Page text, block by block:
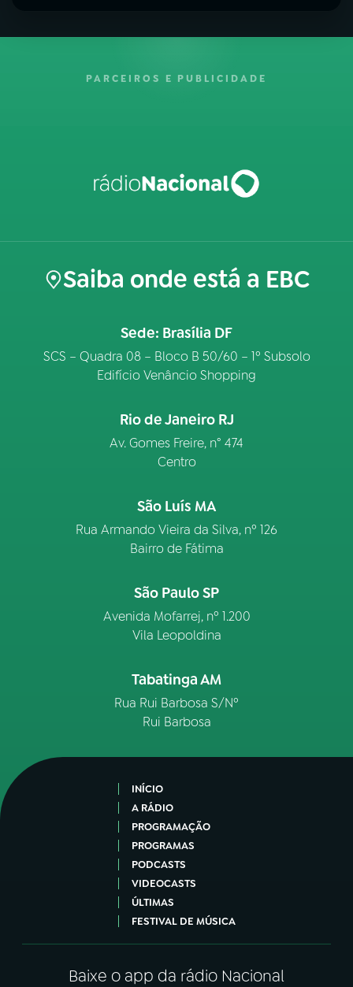
PARCEIROS E PUBLICIDADE
Saiba onde está a EBC
Sede: Brasília DF
SCS – Quadra 08 – Bloco B 50/60 – 1º Subsolo
Edifício Venâncio Shopping
Rio de Janeiro RJ
Av. Gomes Freire, n° 474
Centro
São Luís MA
Rua Armando Vieira da Silva, nº 126
Bairro de Fátima
São Paulo SP
Avenida Mofarrej, nº 1.200
Vila Leopoldina
Tabatinga AM
Rua Rui Barbosa S/Nº
Rui Barbosa
INÍCIO
A RÁDIO
PROGRAMAÇÃO
PROGRAMAS
PODCASTS
VIDEOCASTS
ÚLTIMAS
FESTIVAL DE MÚSICA
Baixe o app da rádio Nacional